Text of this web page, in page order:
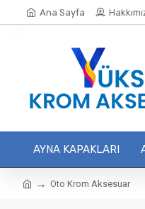
Ana Sayfa
AYNA KAPAKLARI
Oto Krom Aksesuar